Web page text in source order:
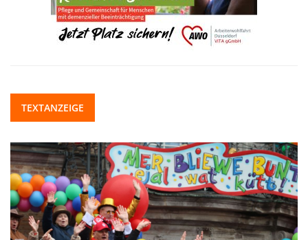
TEXTANZEIGE